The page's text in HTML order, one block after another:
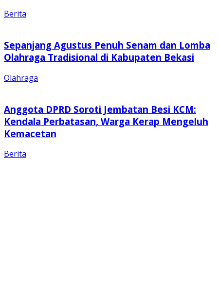
Berita
Sepanjang Agustus Penuh Senam dan Lomba
Olahraga Tradisional di Kabupaten Bekasi
Olahraga
Anggota DPRD Soroti Jembatan Besi KCM:
Kendala Perbatasan, Warga Kerap Mengeluh
Kemacetan
Berita